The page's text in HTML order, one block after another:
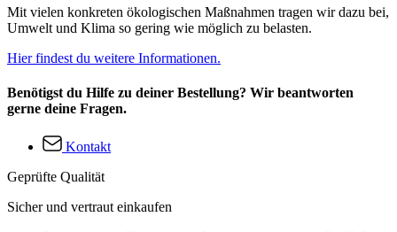
Mit vielen konkreten ökologischen Maßnahmen tragen wir dazu bei,
Umwelt und Klima so gering wie möglich zu belasten.
Hier findest du weitere Informationen.
Benötigst du Hilfe zu deiner Bestellung? Wir beantworten
gerne deine Fragen.
Kontakt
Geprüfte Qualität
Sicher und vertraut einkaufen